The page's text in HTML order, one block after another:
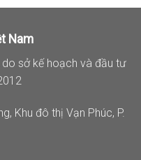
Nam
sở kế hoạch và đầu tư
Khu đô thị Vạn Phúc, P.